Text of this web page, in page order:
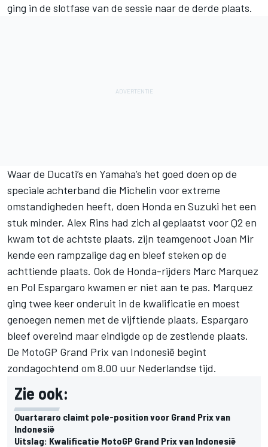
ging in de slotfase van de sessie naar de derde plaats.
Waar de Ducati’s en Yamaha’s het goed doen op de
speciale achterband die Michelin voor extreme
omstandigheden heeft, doen Honda en Suzuki het een
stuk minder. Alex Rins had zich al geplaatst voor Q2 en
kwam tot de achtste plaats, zijn teamgenoot Joan Mir
kende een rampzalige dag en bleef steken op de
achttiende plaats. Ook de Honda-rijders Marc Marquez
en Pol Espargaro kwamen er niet aan te pas. Marquez
ging twee keer onderuit in de kwalificatie en moest
genoegen nemen met de vijftiende plaats, Espargaro
bleef overeind maar eindigde op de zestiende plaats.
De MotoGP Grand Prix van Indonesië begint
zondagochtend om 8.00 uur Nederlandse tijd.
Zie ook:
Quartararo claimt pole-position voor Grand Prix van
Indonesië
Uitslag: Kwalificatie MotoGP Grand Prix van Indonesië